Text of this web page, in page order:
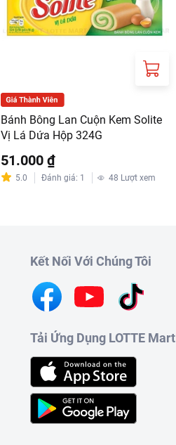
Bánh Bông Lan Cuộn Kem Solite
Vị Lá Dứa Hộp 324G
51.000 ₫
5.0 Đánh giá: 1 48 Lượt xem
Kết Nối Với Chúng Tôi
Tải Ứng Dụng LOTTE Mart